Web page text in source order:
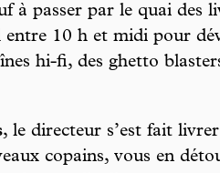
à passer par le quai des
10 h et midi pour
hi-fi, des ghetto
, le directeur s’est fait
copains, vous en